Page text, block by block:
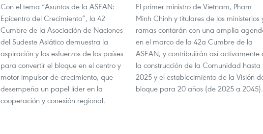
Con el tema “Asuntos de la ASEAN:
Epicentro del Crecimiento”, la 42
Cumbre de la Asociación de Naciones
del Sudeste Asiático demuestra la
aspiración y los esfuerzos de los países
para convertir el bloque en el centro y
motor impulsor de crecimiento, que
desempeña un papel líder en la
cooperación y conexión regional.
El primer ministro de Vietnam, Pham
Minh Chinh y titulares de los ministerios
ramas contarán con una amplia
en el marco de la 42a Cumbre de la
ASEAN, y contribuiirán así activamente
la construcción de la Comunidad hasta
2025 y el establecimiento de la Visión
bloque para 20 años (de 2025 a 2045). ​